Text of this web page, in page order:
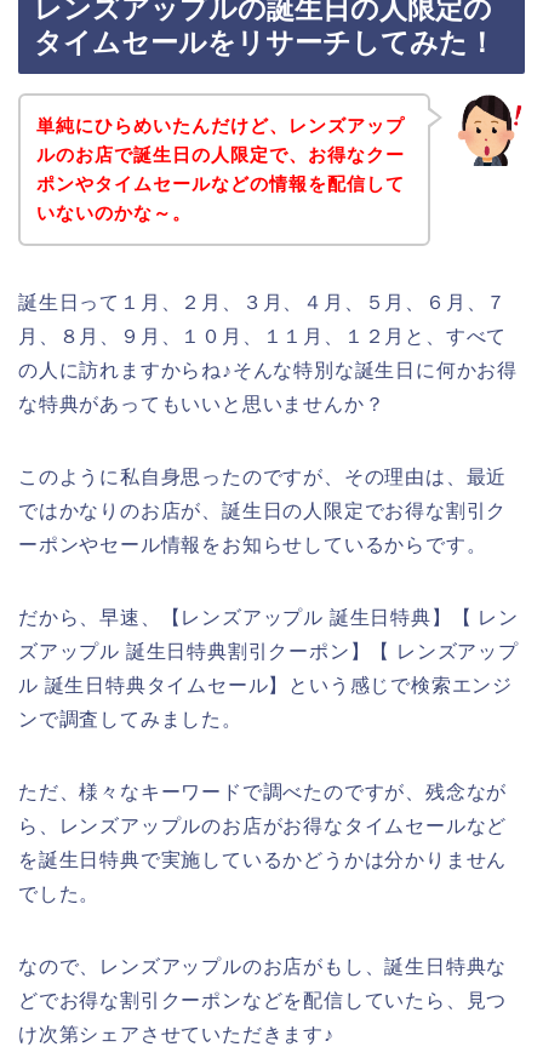
レンズアップルの誕生日の人限定の
タイムセールをリサーチしてみた！
単純にひらめいたんだけど、レンズアップ
ルのお店で誕生日の人限定で、お得なクー
ポンやタイムセールなどの情報を配信して
いないのかな～。
誕生日って１月、２月、３月、４月、５月、６月、７
月、８月、９月、１０月、１１月、１２月と、すべて
の人に訪れますからね♪そんな特別な誕生日に何かお得
な特典があってもいいと思いませんか？
このように私自身思ったのですが、その理由は、最近
ではかなりのお店が、誕生日の人限定でお得な割引ク
ーポンやセール情報をお知らせしているからです。
だから、早速、【レンズアップル 誕生日特典】【 レン
ズアップル 誕生日特典割引クーポン】【 レンズアップ
ル 誕生日特典タイムセール】という感じで検索エンジ
ンで調査してみました。
ただ、様々なキーワードで調べたのですが、残念なが
ら、レンズアップルのお店がお得なタイムセールなど
を誕生日特典で実施しているかどうかは分かりません
でした。
なので、レンズアップルのお店がもし、誕生日特典な
どでお得な割引クーポンなどを配信していたら、見つ
け次第シェアさせていただきます♪